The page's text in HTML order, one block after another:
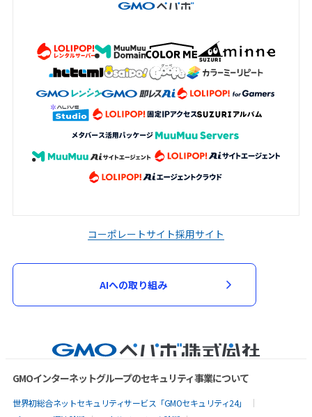
コーポレートサイト採用サイト
AIへの取り組み
GMOインターネットグループのセキュリティ事業について
世界初総合ネットセキュリティサービス「GMOセキュリティ24」